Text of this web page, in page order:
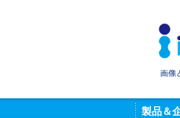
製品＆